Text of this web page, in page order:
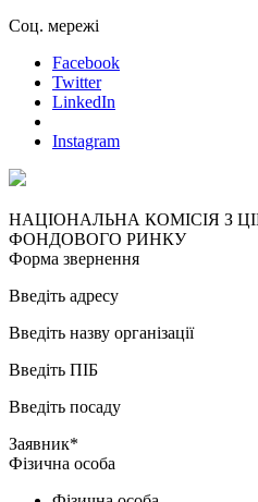
Соц. мережі
Facebook
Twitter
LinkedIn
Instagram
НАЦІОНАЛЬНА КОМІСІЯ З
ФОНДОВОГО РИНКУ
Форма звернення
Введіть адресу
Введіть назву організації
Введіть ПІБ
Введіть посаду
Заявник*
Фізична особа